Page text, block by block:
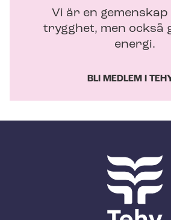
Vi är en gemenskap
trygghet, men också
energi.
BLI MEDLEM I